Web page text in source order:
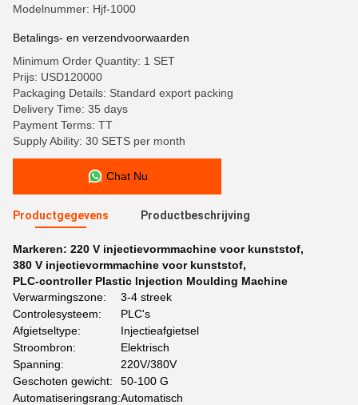
Modelnummer: Hjf-1000
Betalings- en verzendvoorwaarden
Minimum Order Quantity: 1 SET
Prijs: USD120000
Packaging Details: Standard export packing
Delivery Time: 35 days
Payment Terms: TT
Supply Ability: 30 SETS per month
Chat Nu
Productgegevens Productbeschrijving
Markeren: 220 V injectievormmachine voor kunststof,
380 V injectievormmachine voor kunststof,
PLC-controller Plastic Injection Moulding Machine
Verwarmingszone:
3-4 streek
Controlesysteem:
PLC's
Afgietseltype:
Injectieafgietsel
Stroombron:
Elektrisch
Spanning:
220V/380V
Geschoten gewicht:
50-100 G
Automatiseringsrang:Automatisch